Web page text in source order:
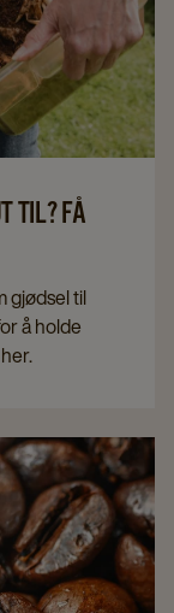
TIL? FÅ
gjødsel til
å holde